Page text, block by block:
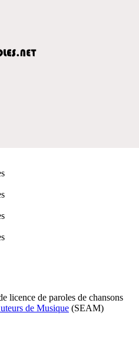
licence de paroles de chansons
de Musique (SEAM)